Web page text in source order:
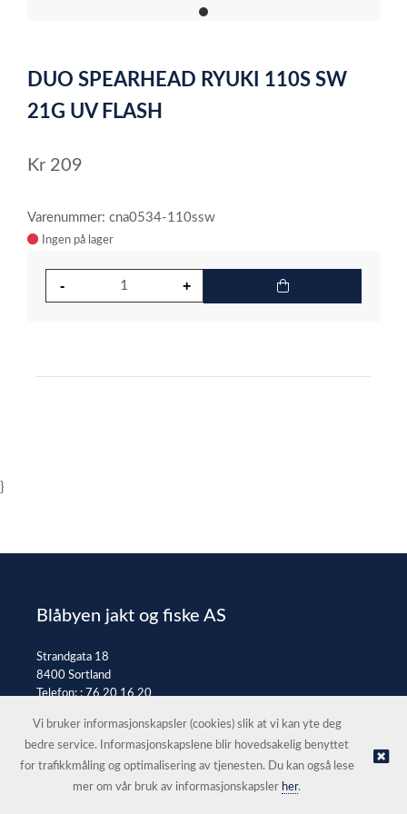
item
of
1
DUO SPEARHEAD RYUKI 110S SW
21G UV FLASH
Kr 209
Varenummer: cna0534-110ssw
Ingen på lager
}
Blåbyen jakt og fiske AS
Strandgata 18
8400 Sortland
Telefon: :76 20 16 20
© Blåbyen jakt og fiske AS |Nettbutikk levert av Kréatif
Vi bruker informasjonskapsler (cookies) slik at vi kan yte deg
bedre service. Informasjonskapslene blir hovedsakelig benyttet
for trafikkmåling og optimalisering av tjenesten. Du kan også lese
mer om vår bruk av informasjonskapsler her.